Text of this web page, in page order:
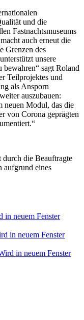
und die
Fastnachtsmuseums
auch erneut die
Grenzen des
unsere
bewahren“ sagt Roland
Teilprojektes und
als Ansporn
auszubauen:
neuen Modul, das die
von Corona geprägten
die Beauftragte
aufgrund eines
neuem Fenster
in neuem Fenster
in neuem Fenster